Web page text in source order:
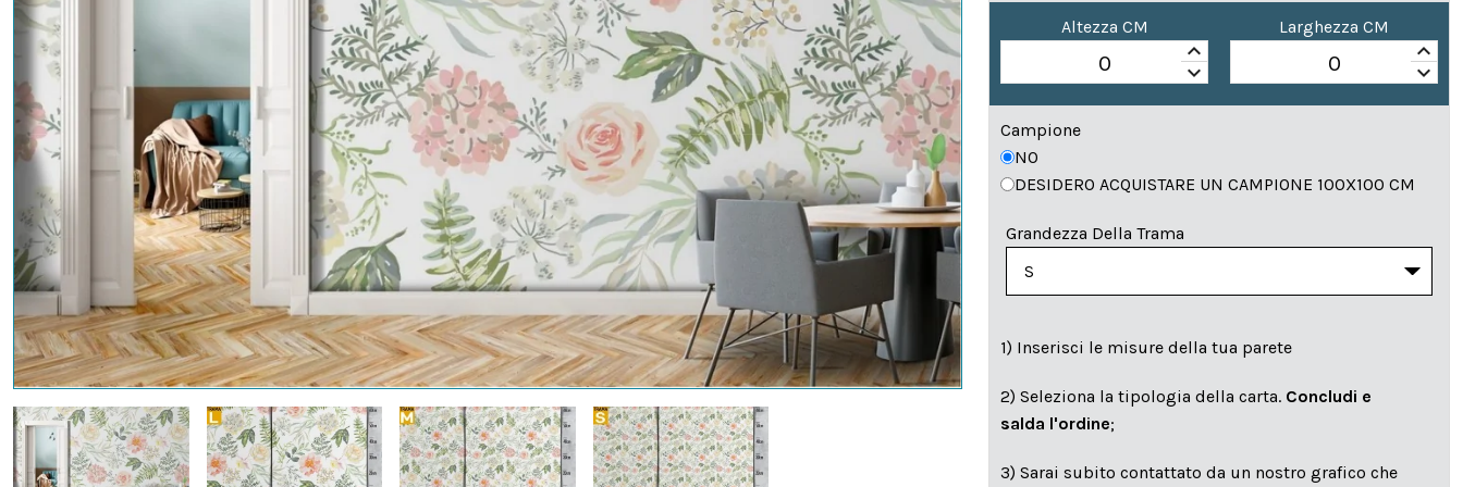
Altezza CM
keyboard_arrow_up
keyboard_arrow_down
Larghezza CM
keyboard_arrow_up
keyboard_arrow_down
Campione
NO
DESIDERO ACQUISTARE UN CAMPIONE 100X100 CM
Grandezza Della Trama
1) Inserisci le misure della tua parete
2) Seleziona la tipologia della carta. Concludi e
salda l'ordine;
3) Sarai subito contattato da un nostro grafico che